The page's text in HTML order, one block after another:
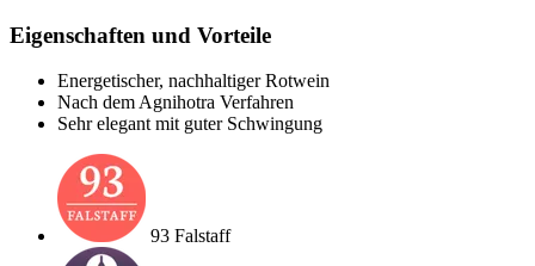
Eigenschaften und Vorteile
Energetischer, nachhaltiger Rotwein
Nach dem Agnihotra Verfahren
Sehr elegant mit guter Schwingung
93 Falstaff